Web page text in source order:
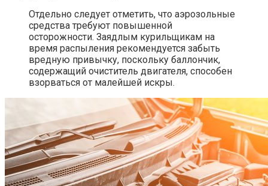
Отдельно следует отметить, что аэрозольные
средства требуют повышенной
осторожности. Заядлым курильщикам на
время распыления рекомендуется забыть
вредную привычку, поскольку баллончик,
содержащий очиститель двигателя, способен
взорваться от малейшей искры.